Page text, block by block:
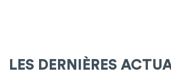
LES DERNIÈRES